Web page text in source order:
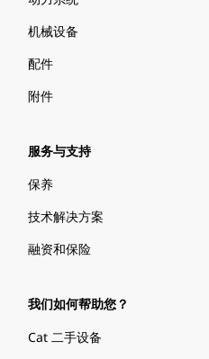
机械设备
配件
附件
服务与支持
保养
技术解决方案
融资和保险
我们如何帮助您？
Cat 二手设备